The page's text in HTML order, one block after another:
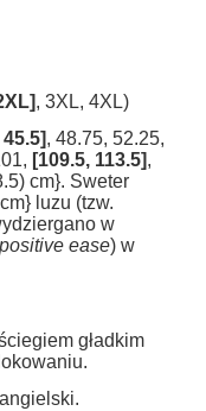
, 3XL, 4XL)
45.5], 48.75, 52.25,
[109.5, 113.5],
cm}. Sweter
luzu (tzw.
w
positive ease) w
gładkim